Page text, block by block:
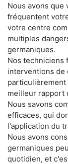
Nous avons que
fréquentent
votre centre
multiples
germaniques.
Nos techniciens
interventions de
meilleur rapport
Nous savons
efficaces, qui
l'application du
Nous avons
germaniques
quotidien, et